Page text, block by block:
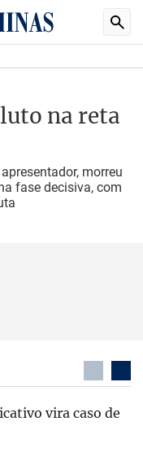
na reta
morreu
fase decisiva, com
vira caso de